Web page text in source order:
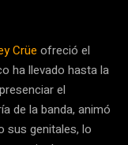
Crüe ofreció el
ha llevado hasta la
el
de la banda, animó
sus genitales, lo